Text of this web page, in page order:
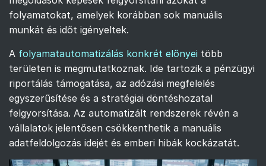
folyamatokat, amelyek korábban sok manuális
munkát és időt igényeltek.
A folyamatautomatizálás konkrét előnyei több
területen is megmutatkoznak. Ide tartozik a pénzügyi
riportálás támogatása, az adózási megfelelés
egyszerűsítése és a stratégiai döntéshozatal
felgyorsítása. Az automatizált rendszerek révén a
vállalatok jelentősen csökkenthetik a manuális
adatfeldolgozás idejét és emberi hibák kockázatát.